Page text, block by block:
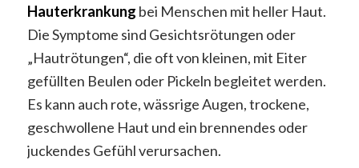
Hauterkrankung bei Menschen mit heller Haut.
Die Symptome sind Gesichtsrötungen oder
„Hautrötungen“, die oft von kleinen, mit Eiter
gefüllten Beulen oder Pickeln begleitet werden.
Es kann auch rote, wässrige Augen, trockene,
geschwollene Haut und ein brennendes oder
juckendes Gefühl verursachen.